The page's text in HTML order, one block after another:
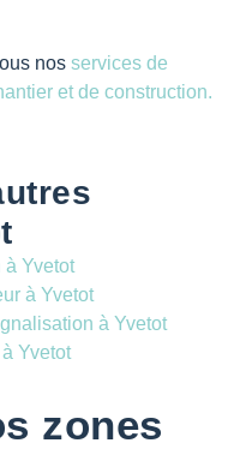
nos services de
et de construction.
à Yvetot
à Yvetot
à Yvetot
Yvetot
zones